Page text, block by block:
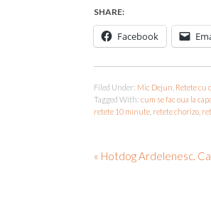
SHARE:
Facebook
Filed Under: Mic Dejun Retete cu
Tagged With: cum se fac oua la
retete 10 minute retete chorizo
« Hotdog Ardelenesc.